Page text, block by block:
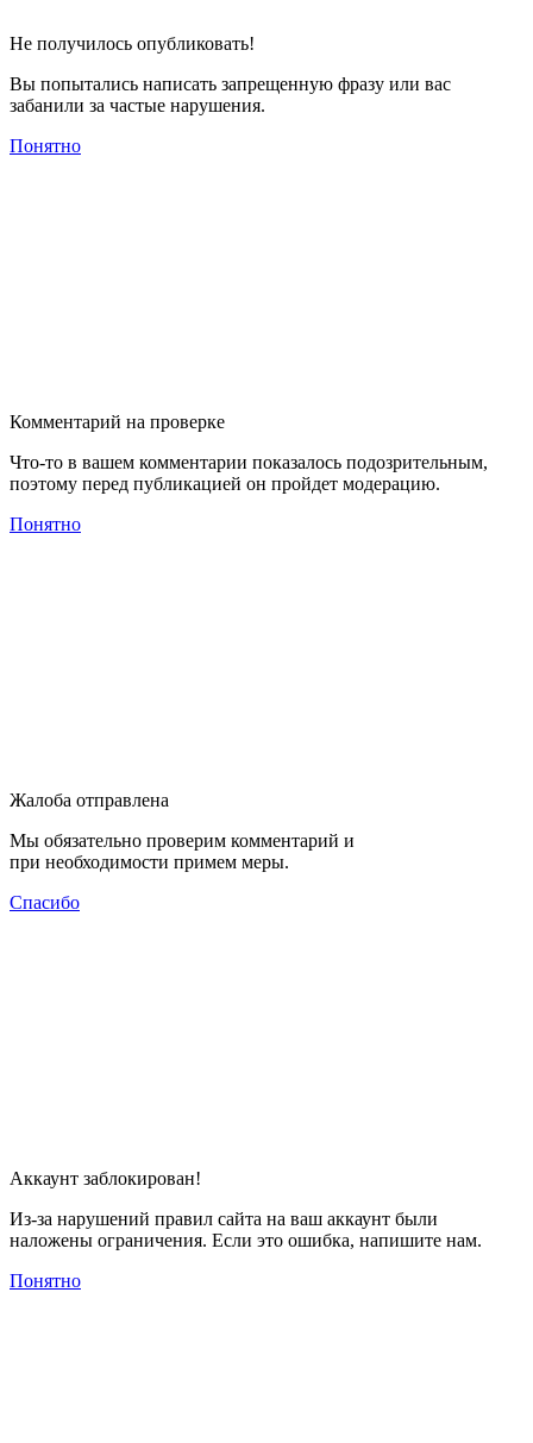
Не получилось опубликовать!
Вы попытались написать запрещенную фразу или вас
забанили за частые нарушения.
Понятно
Комментарий на проверке
Что-то в вашем комментарии показалось подозрительным,
поэтому перед публикацией он пройдет модерацию.
Понятно
Жалоба отправлена
Мы обязательно проверим комментарий и
при необходимости примем меры.
Спасибо
Аккаунт заблокирован!
Из-за нарушений правил сайта на ваш аккаунт были
наложены ограничения. Если это ошибка, напишите нам.
Понятно